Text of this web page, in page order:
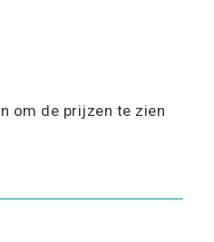
om de prijzen te zien